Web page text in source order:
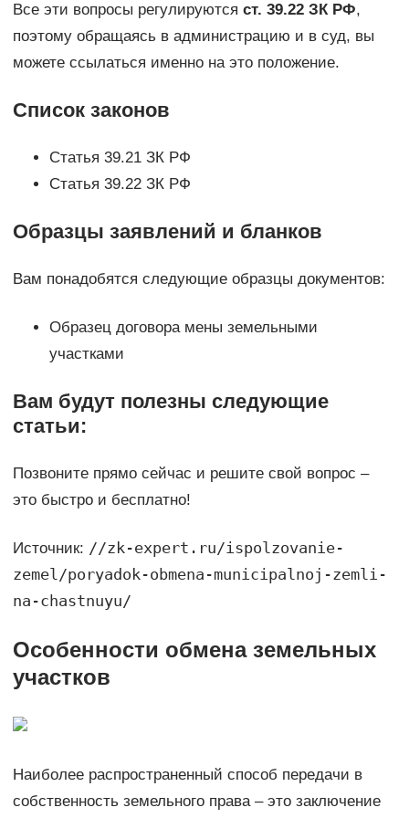
Все эти вопросы регулируются ст. 39.22 ЗК РФ,
поэтому обращаясь в администрацию и в суд, вы
можете ссылаться именно на это положение.
Список законов
Статья 39.21 ЗК РФ
Статья 39.22 ЗК РФ
Образцы заявлений и бланков
Вам понадобятся следующие образцы документов:
Образец договора мены земельными
участками
Вам будут полезны следующие
статьи:
Позвоните прямо сейчас и решите свой вопрос –
это быстро и бесплатно!
Источник: //zk-expert.ru/ispolzovanie-
zemel/poryadok-obmena-municipalnoj-zemli-
na-chastnuyu/
Особенности обмена земельных
участков
Наиболее распространенный способ передачи в
собственность земельного права – это заключение